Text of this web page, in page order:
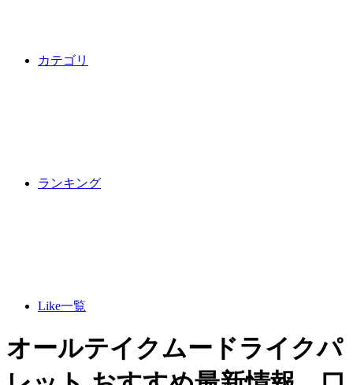
カテゴリ
ランキング
Like一覧
オールテイクムードライクパ